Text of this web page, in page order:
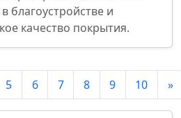
благоустройстве и
качество покрытия.
5 6 7 8 9 10 »